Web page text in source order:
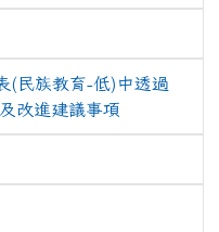
(民族教育-低)中透過
改進建議事項